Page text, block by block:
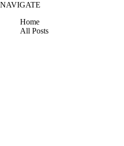
NAVIGATE
Home
All Posts